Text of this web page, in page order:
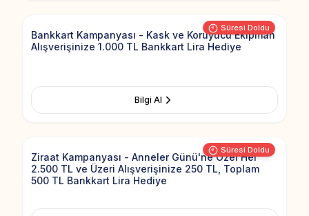
Süresi Doldu
Bankkart Kampanyası - Kask ve Koruyucu Ekipman
Alışverişinize 1.000 TL Bankkart Lira Hediye
Bilgi Al
Süresi Doldu
Add to
Ziraat Kampanyası - Anneler Günü'ne Özel Her
2.500 TL ve Üzeri Alışverişinize 250 TL, Toplam
500 TL Bankkart Lira Hediye